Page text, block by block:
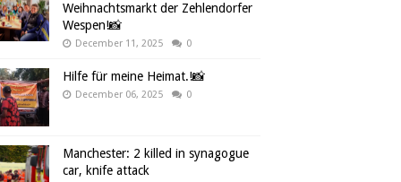
Weihnachtsmarkt der Zehlendorfer
Wespen!📸
December 11, 2025 0
Hilfe für meine Heimat.!📸
December 06, 2025 0
Manchester: 2 killed in synagogue
car, knife attack